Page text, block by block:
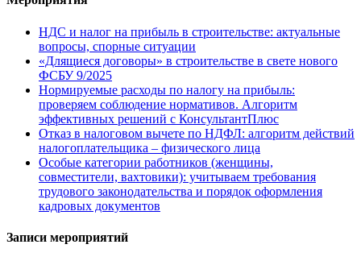
НДС и налог на прибыль в строительстве: актуальные
вопросы, спорные ситуации
«Длящиеся договоры» в строительстве в свете нового
ФСБУ 9/2025
Нормируемые расходы по налогу на прибыль:
проверяем соблюдение нормативов. Алгоритм
эффективных решений с КонсультантПлюс
Отказ в налоговом вычете по НДФЛ: алгоритм действий
налогоплательщика – физического лица
Особые категории работников (женщины,
совместители, вахтовики): учитываем требования
трудового законодательства и порядок оформления
кадровых документов
Записи мероприятий